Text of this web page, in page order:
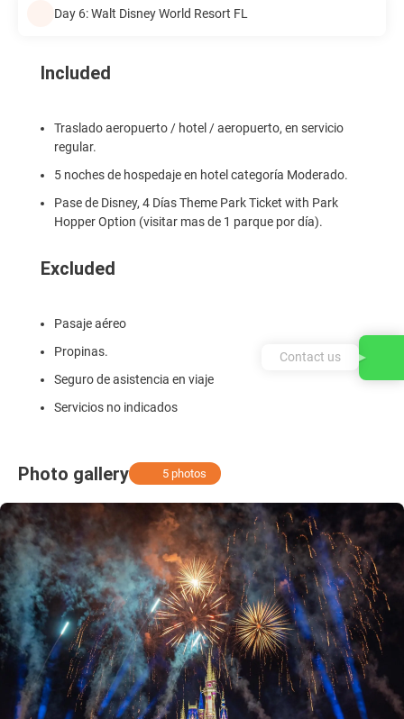
Day 6: Walt Disney World Resort FL
Included
Traslado aeropuerto / hotel / aeropuerto, en servicio
regular.
5 noches de hospedaje en hotel categoría Moderado.
Pase de Disney, 4 Días Theme Park Ticket with Park
Hopper Option (visitar mas de 1 parque por día).
Excluded
Pasaje aéreo
Propinas.
Seguro de asistencia en viaje
Servicios no indicados
Photo gallery 5 photos
Contact us